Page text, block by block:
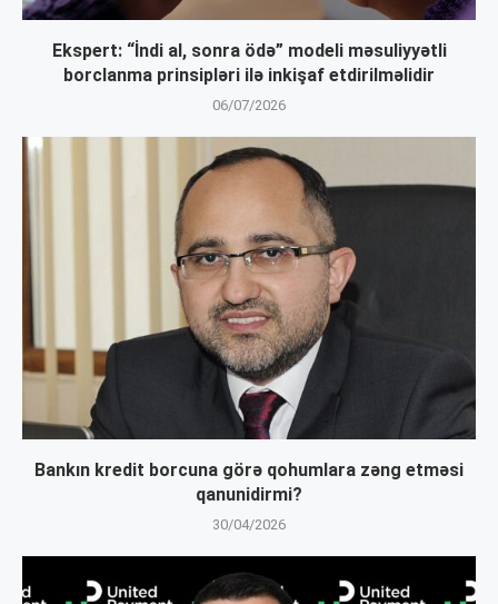
Ekspert: “İndi al, sonra ödə” modeli məsuliyyətli
borclanma prinsipləri ilə inkişaf etdirilməlidir
06/07/2026
Bankın kredit borcuna görə qohumlara zəng etməsi
qanunidirmi?
30/04/2026